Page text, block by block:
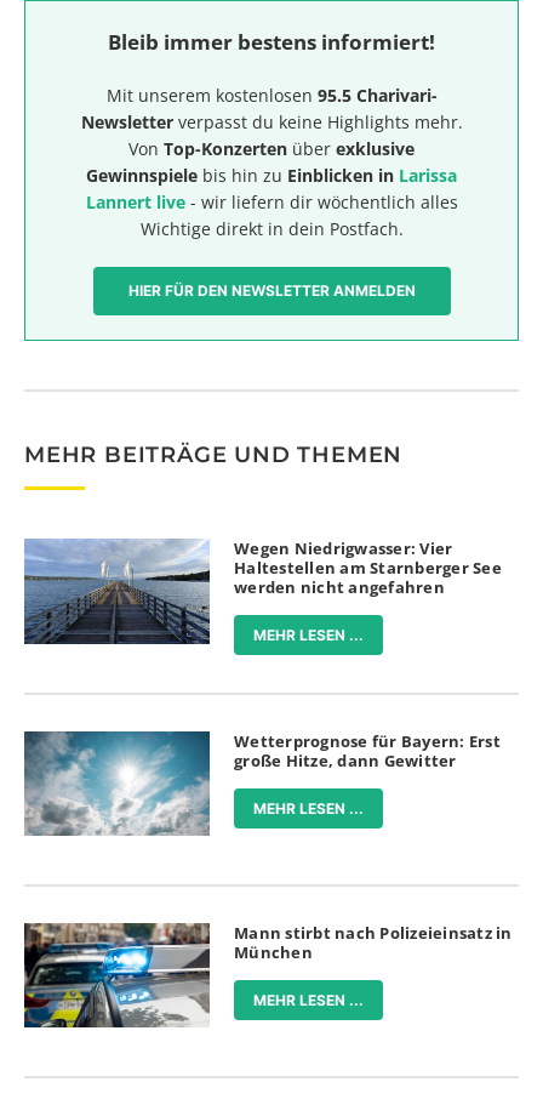
Bleib immer bestens informiert!
Mit unserem kostenlosen 95.5 Charivari-
Newsletterverpasst du keine Highlights mehr.
Von Top-Konzerten über exklusive
Gewinnspiele bis hin zu Einblicken in Larissa
Lannert live- wir liefern dir wöchentlich alles
Wichtige direkt in dein Postfach.
HIER FÜR DEN NEWSLETTER ANMELDEN
MEHR BEITRÄGE UND THEMEN
Wegen Niedrigwasser: Vier
Haltestellen am Starnberger See
werden nicht angefahren
MEHR LESEN ...
Wetterprognose für Bayern: Erst
große Hitze, dann Gewitter
MEHR LESEN ...
Mann stirbt nach Polizeieinsatz in
München
MEHR LESEN ...